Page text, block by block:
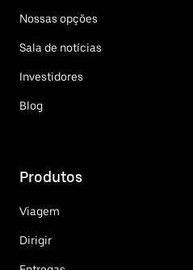
Nossas opções
Sala de notícias
Investidores
Blog
Produtos
Viagem
Dirigir